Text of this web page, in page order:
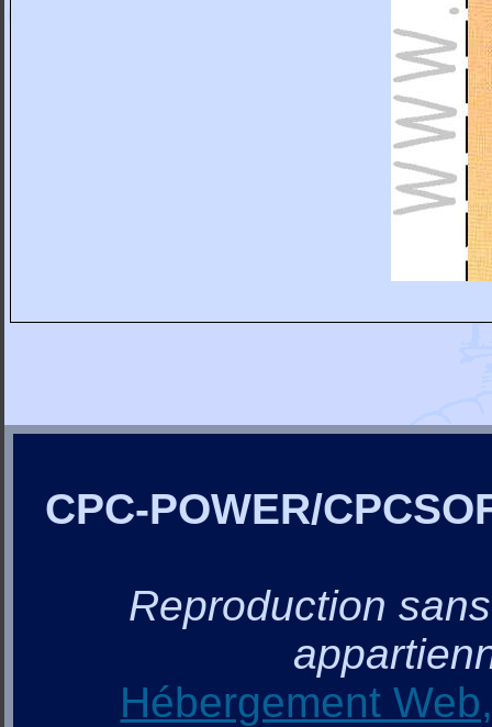
CPC-POWER/
Reproduction
Hébergement